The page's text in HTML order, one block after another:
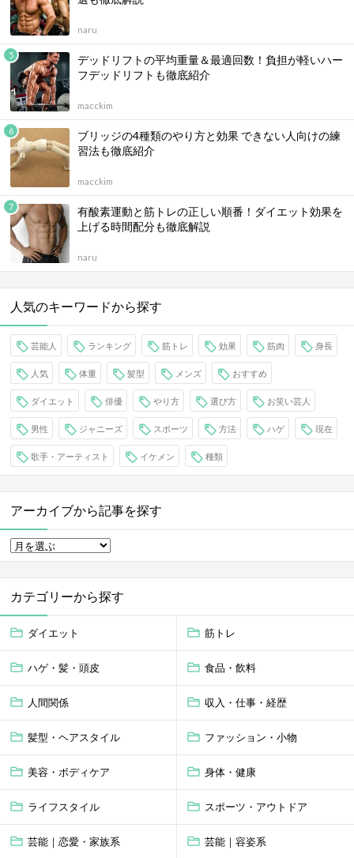
naru
デッドリフトの平均重量＆最適回数！負担が軽いハー
フデッドリフトも徹底紹介
macckim
ブリッジの4種類のやり方と効果 できない人向けの練
習法も徹底紹介
macckim
有酸素運動と筋トレの正しい順番！ダイエット効果を
上げる時間配分も徹底解説
naru
人気のキーワードから探す
芸能人 ランキング 筋トレ 効果 筋肉 身長
人気 体重 髪型 メンズ おすすめ
ダイエット 俳優 やり方 選び方 お笑い芸人
男性 ジャニーズ スポーツ 方法 ハゲ 現在
歌手・アーティスト イケメン 種類
アーカイブから記事を探す
カテゴリーから探す
ダイエット 筋トレ
ハゲ・髪・頭皮 食品・飲料
人間関係 収入・仕事・経歴
髪型・ヘアスタイル ファッション・小物
美容・ボディケア 身体・健康
ライフスタイル スポーツ・アウトドア
芸能｜恋愛・家族系 芸能｜容姿系